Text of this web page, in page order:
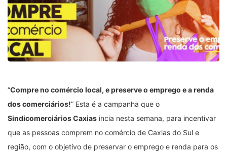
“Compre no comércio local, e preserve o emprego e a renda
dos comerciários!” Esta é a campanha que o
Sindicomerciários Caxias incia nesta semana, para incentivar
que as pessoas comprem no comércio de Caxias do Sul e
região, com o objetivo de preservar o emprego e renda para os